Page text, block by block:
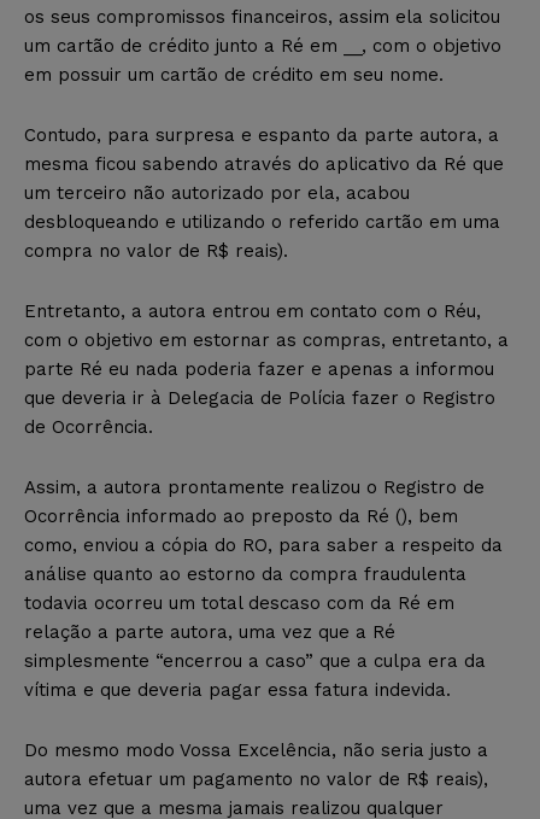
os seus compromissos financeiros, assim ela solicitou
um cartão de crédito junto a Ré em __, com o objetivo
em possuir um cartão de crédito em seu nome.
Contudo, para surpresa e espanto da parte autora, a
mesma ficou sabendo através do aplicativo da Ré que
um terceiro não autorizado por ela, acabou
desbloqueando e utilizando o referido cartão em uma
compra no valor de R$ reais).
Entretanto, a autora entrou em contato com o Réu,
com o objetivo em estornar as compras, entretanto, a
parte Ré eu nada poderia fazer e apenas a informou
que deveria ir à Delegacia de Polícia fazer o Registro
de Ocorrência.
Assim, a autora prontamente realizou o Registro de
Ocorrência informado ao preposto da Ré (), bem
como, enviou a cópia do RO, para saber a respeito da
análise quanto ao estorno da compra fraudulenta
todavia ocorreu um total descaso com da Ré em
relação a parte autora, uma vez que a Ré
simplesmente “encerrou a caso” que a culpa era da
vítima e que deveria pagar essa fatura indevida.
Do mesmo modo Vossa Excelência, não seria justo a
autora efetuar um pagamento no valor de R$ reais),
uma vez que a mesma jamais realizou qualquer